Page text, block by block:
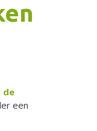
de
een